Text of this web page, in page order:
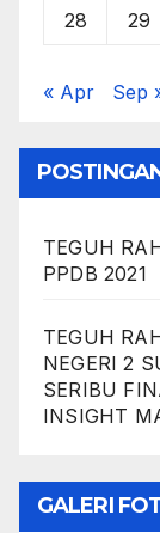
28 29
« Apr Sep
TEGUH
PPDB 2021
TEGUH
NEGERI 2
SERIBU
INSIGHT
GALERI